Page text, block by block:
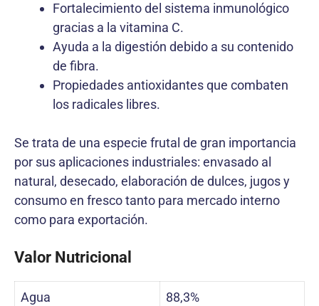
Fortalecimiento del sistema inmunológico
gracias a la vitamina C.
Ayuda a la digestión debido a su contenido
de fibra.
Propiedades antioxidantes que combaten
los radicales libres.
Se trata de una especie frutal de gran importancia
por sus aplicaciones industriales: envasado al
natural, desecado, elaboración de dulces, jugos y
consumo en fresco tanto para mercado interno
como para exportación.
Valor Nutricional
Agua 88,3%